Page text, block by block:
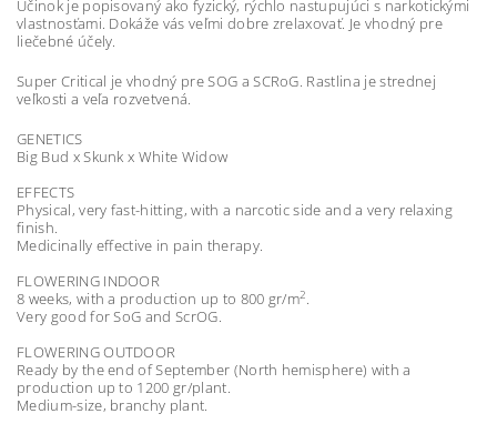
Účinok je popisovaný ako fyzický, rýchlo nastupujúci s narkotickými
vlastnosťami. Dokáže vás veľmi dobre zrelaxovať. Je vhodný pre
liečebné účely.
Super Critical je vhodný pre SOG a SCRoG. Rastlina je strednej
veľkosti a veľa rozvetvená.
GENETICS
Big Bud x Skunk x White Widow
EFFECTS
Physical, very fast-hitting, with a narcotic side and a very relaxing
finish.
Medicinally effective in pain therapy.
FLOWERING INDOOR
8 weeks, with a production up to 800 gr/m2.
Very good for SoG and ScrOG.
FLOWERING OUTDOOR
Ready by the end of September (North hemisphere) with a
production up to 1200 gr/plant.
Medium-size, branchy plant.